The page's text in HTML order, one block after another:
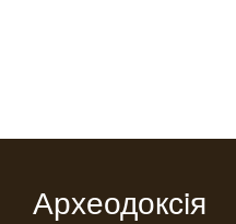
Археодоксiя